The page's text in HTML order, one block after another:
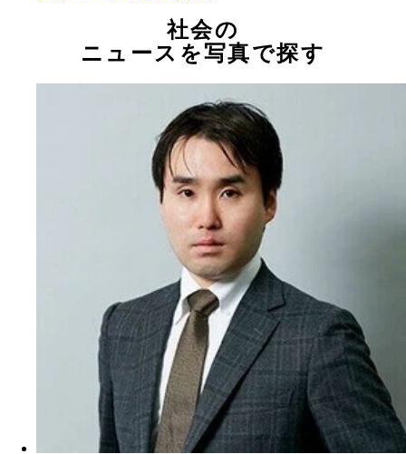
社会の
ニュースを写真で探す